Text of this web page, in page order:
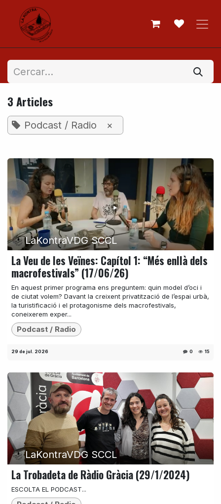
Skip to Content
3 Articles
Podcast / Radio ×
LaKontraVDG SCCL
La Veu de les Veïnes: Capítol 1: “Més enllà dels
macrofestivals” (17/06/26)
En aquest primer programa ens preguntem: quin model d’oci i
de ciutat volem? Davant la creixent privatització de l’espai urbà,
la turistificació i el protagonisme dels macrofestivals,
coneixerem exper...
Podcast / Radio
29 de jul. 2026 0 15
LaKontraVDG SCCL
La Trobadeta de Ràdio Gràcia (29/1/2024)
ESCOLTA EL PODCAST...